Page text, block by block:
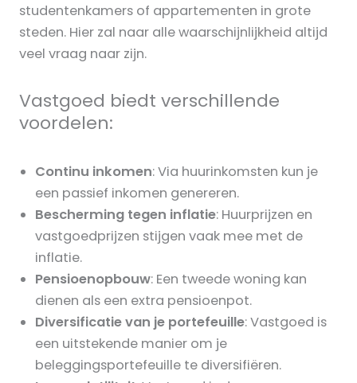
studentenkamers of appartementen in grote
steden. Hier zal naar alle waarschijnlijkheid altijd
veel vraag naar zijn.
Vastgoed biedt verschillende
voordelen:
Continu inkomen: Via huurinkomsten kun je
een passief inkomen genereren.
Bescherming tegen inflatie: Huurprijzen en
vastgoedprijzen stijgen vaak mee met de
inflatie.
Pensioenopbouw: Een tweede woning kan
dienen als een extra pensioenpot.
Diversificatie van je portefeuille: Vastgoed is
een uitstekende manier om je
beleggingsportefeuille te diversifiëren.